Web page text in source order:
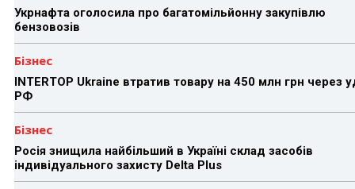
Укрнафта оголосила про багатомільйонну закупівлю
бензовозів
Бізнес
INTERTOP Ukraine втратив товару на 450 млн грн через
РФ
Бізнес
Росія знищила найбільший в Україні склад засобів
індивідуального захисту Delta Plus